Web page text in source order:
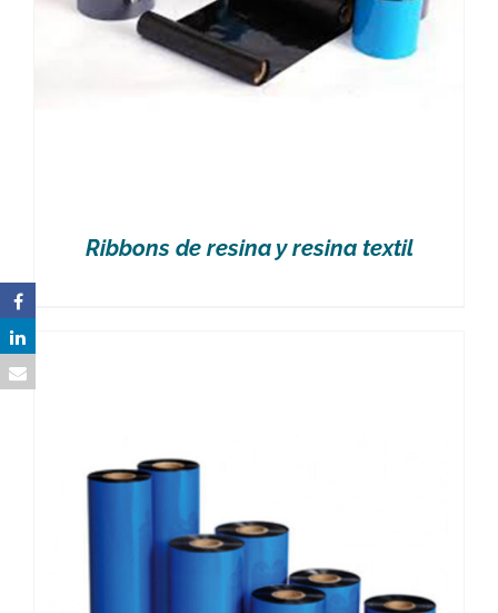
Ribbons de resina y resina textil